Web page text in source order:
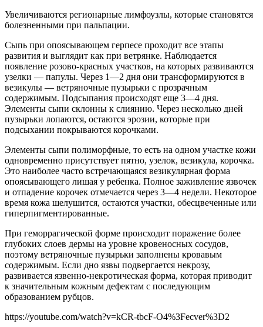
Увеличиваются регионарные лимфоузлы, которые становятся
болезненными при пальпации.
Сыпь при опоясывающем герпесе проходит все этапы
развития и выглядит как при ветрянке. Наблюдается
появление розово-красных участков, на которых развиваются
узелки — папулы. Через 1—2 дня они трансформируются в
везикулы — ветряночные пузырьки с прозрачным
содержимым. Подсыпания происходят еще 3—4 дня.
Элементы сыпи склонны к слиянию. Через несколько дней
пузырьки лопаются, остаются эрозии, которые при
подсыхании покрываются корочками.
Элементы сыпи полиморфные, то есть на одном участке кожи
одновременно присутствует пятно, узелок, везикула, корочка.
Это наиболее часто встречающаяся везикулярная форма
опоясывающего лишая у ребенка. Полное заживление язвочек
и отпадение корочек отмечается через 3—4 недели. Некоторое
время кожа шелушится, остаются участки, обесцвеченные или
гиперпигментированные.
При геморрагической форме происходит поражение более
глубоких слоев дермы на уровне кровеносных сосудов,
поэтому ветряночные пузырьки заполнены кровавым
содержимым. Если дно язвы подвергается некрозу,
развивается язвенно-некротическая форма, которая приводит
к значительным кожным дефектам с последующим
образованием рубцов.
https://youtube.com/watch?v=kCR-tbcF-O4%3Fecver%3D2